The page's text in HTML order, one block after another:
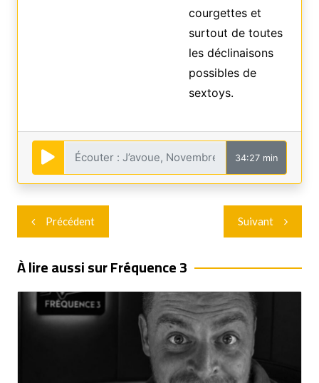
courgettes et
surtout de toutes
les déclinaisons
possibles de
sextoys.
34:27 min
Navigation
de
l’article
Précédent Suivant
À lire aussi sur Fréquence 3